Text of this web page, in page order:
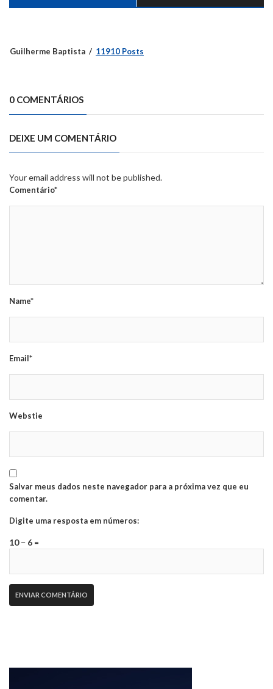
Guilherme Baptista 11910 Posts
0 COMENTÁRIOS
DEIXE UM COMENTÁRIO
Your email address will not be published.
Comentário*
Name*
Email*
Webstie
Salvar meus dados neste navegador para a próxima vez que eu
comentar.
Digite uma resposta em números:
10 − 6 =